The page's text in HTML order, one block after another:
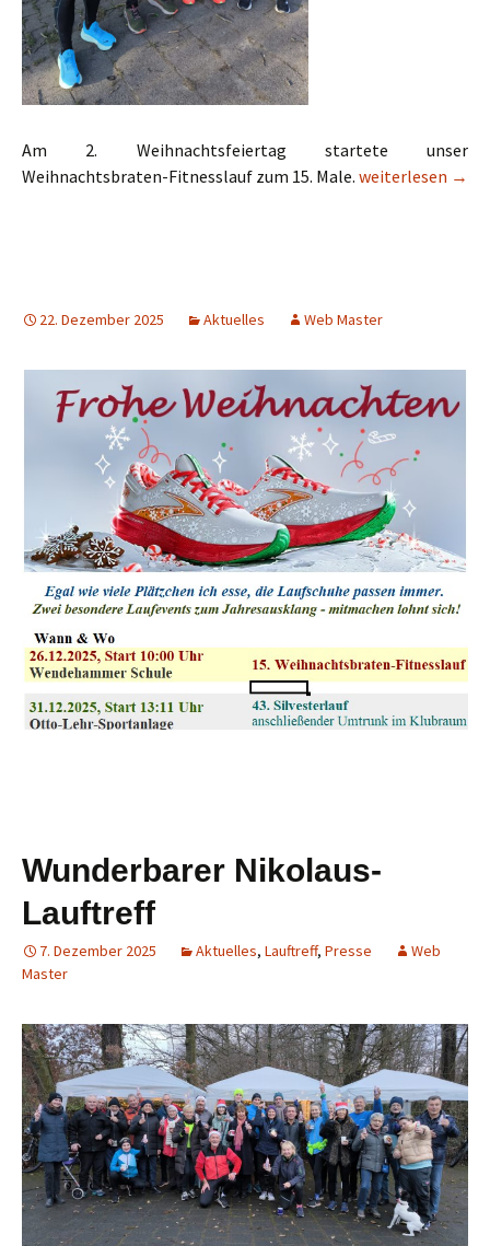
Am 2. Weihnachtsfeiertag startete unser
Weihnachtsbraten-Fitnesslauf zum 15. Male. Alle Jahre
weiterlesen →
22. Dezember 2025 Aktuelles Web Master
Wunderbarer Nikolaus-
Lauftreff
7. Dezember 2025 Aktuelles, Lauftreff, Presse
Web
Master